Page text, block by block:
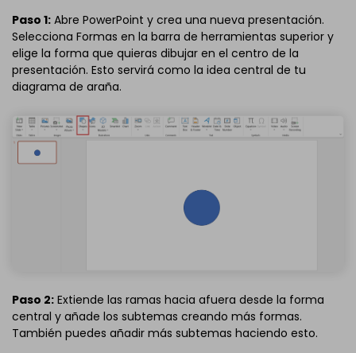
Paso 1: Abre PowerPoint y crea una nueva presentación.
Selecciona Formas en la barra de herramientas superior y
elige la forma que quieras dibujar en el centro de la
presentación. Esto servirá como la idea central de tu
diagrama de araña.
Paso 2: Extiende las ramas hacia afuera desde la forma
central y añade los subtemas creando más formas.
También puedes añadir más subtemas haciendo esto.